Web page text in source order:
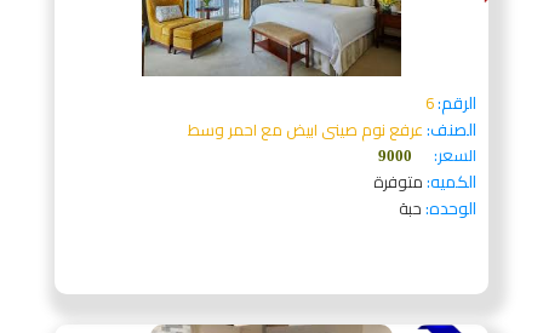
الرقم:6
الصنف:عرفع نوم صينى ابيض مع احمر وسط
السعر:
9000
الكميه:متوفرة
الوحده:حبة